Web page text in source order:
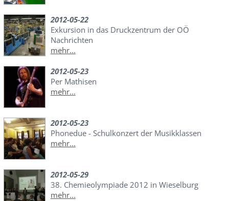
2012-05-22
Exkursion in das Druckzentrum der OÖ
Nachrichten
mehr...
2012-05-23
Per Mathisen
mehr...
2012-05-23
Phonedue - Schulkonzert der Musikklassen
mehr...
2012-05-29
38. Chemieolympiade 2012 in Wieselburg
mehr...